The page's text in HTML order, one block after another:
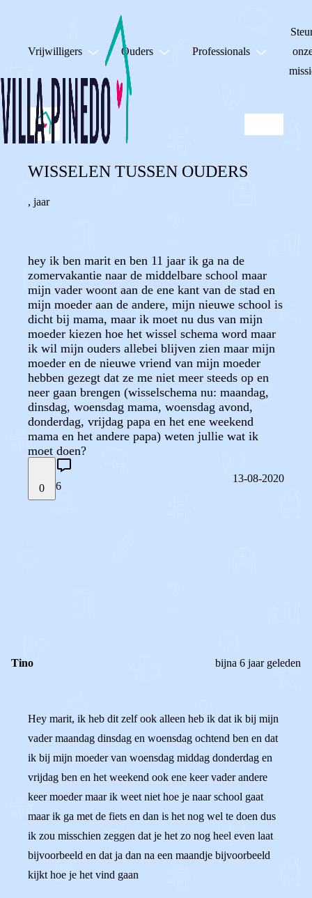
Vrijwilligers Ouders Professionals
WISSELEN TUSSEN OUDERS
, jaar
hey ik ben marit en ben 11 jaar ik ga na de
zomervakantie naar de middelbare school maar
mijn vader woont aan de ene kant van de stad en
mijn moeder aan de andere, mijn nieuwe school is
dicht bij mama, maar ik moet nu dus van mijn
moeder kiezen hoe het wissel schema word maar
ik wil mijn ouders allebei blijven zien maar mijn
moeder en de nieuwe vriend van mijn moeder
hebben gezegt dat ze me niet meer steeds op en
neer gaan brengen (wisselschema nu: maandag,
dinsdag, woensdag mama, woensdag avond,
donderdag, vrijdag papa en het ene weekend
mama en het andere papa) weten jullie wat ik
moet doen?
0 6
13-08-2020
Tino bijna 6 jaar geleden
Hey marit, ik heb dit zelf ook alleen heb ik dat ik bij mijn
vader maandag dinsdag en woensdag ochtend ben en dat
ik bij mijn moeder van woensdag middag donderdag en
vrijdag ben en het weekend ook ene keer vader andere
keer moeder maar ik weet niet hoe je naar school gaat
maar ik ga met de fiets en dan is het nog wel te doen dus
ik zou misschien zeggen dat je het zo nog heel even laat
bijvoorbeeld en dat ja dan na een maandje bijvoorbeeld
kijkt hoe je het vind gaan